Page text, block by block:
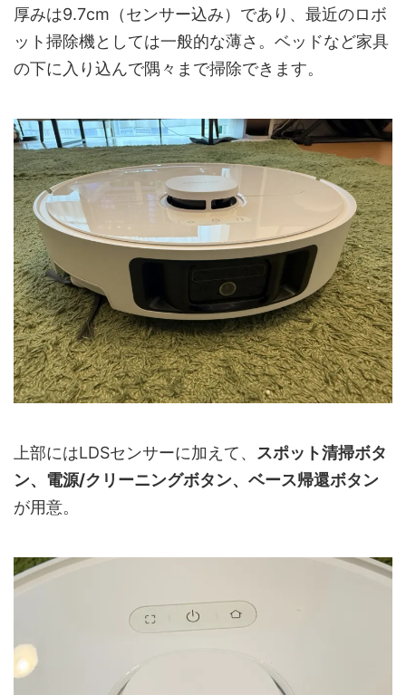
厚みは9.7cm（センサー込み）であり、最近のロボ
ット掃除機としては一般的な薄さ。ベッドなど家具
の下に入り込んで隅々まで掃除できます。
上部にはLDSセンサーに加えて、 スポット清掃ボタ
ン、電源/クリーニングボタン、ベース帰還ボタン
が用意。